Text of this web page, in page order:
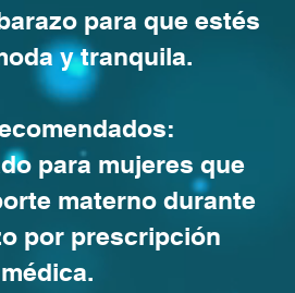
para que estés
y tranquila.
para mujeres que
materno durante
por prescripción
médica.